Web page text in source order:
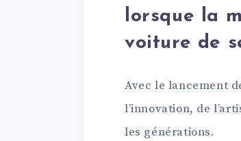
lorsque la
voiture de
Avec le lancement
l’innovation, de
les générations.